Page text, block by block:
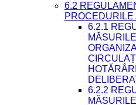
6.2
6.2.1
6.2.2